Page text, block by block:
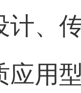
部门
计、